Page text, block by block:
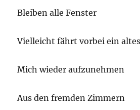
Bleiben alle Fenster
Vielleicht fährt vorbei ein
Mich wieder aufzunehmen
Aus den fremden Zimmern